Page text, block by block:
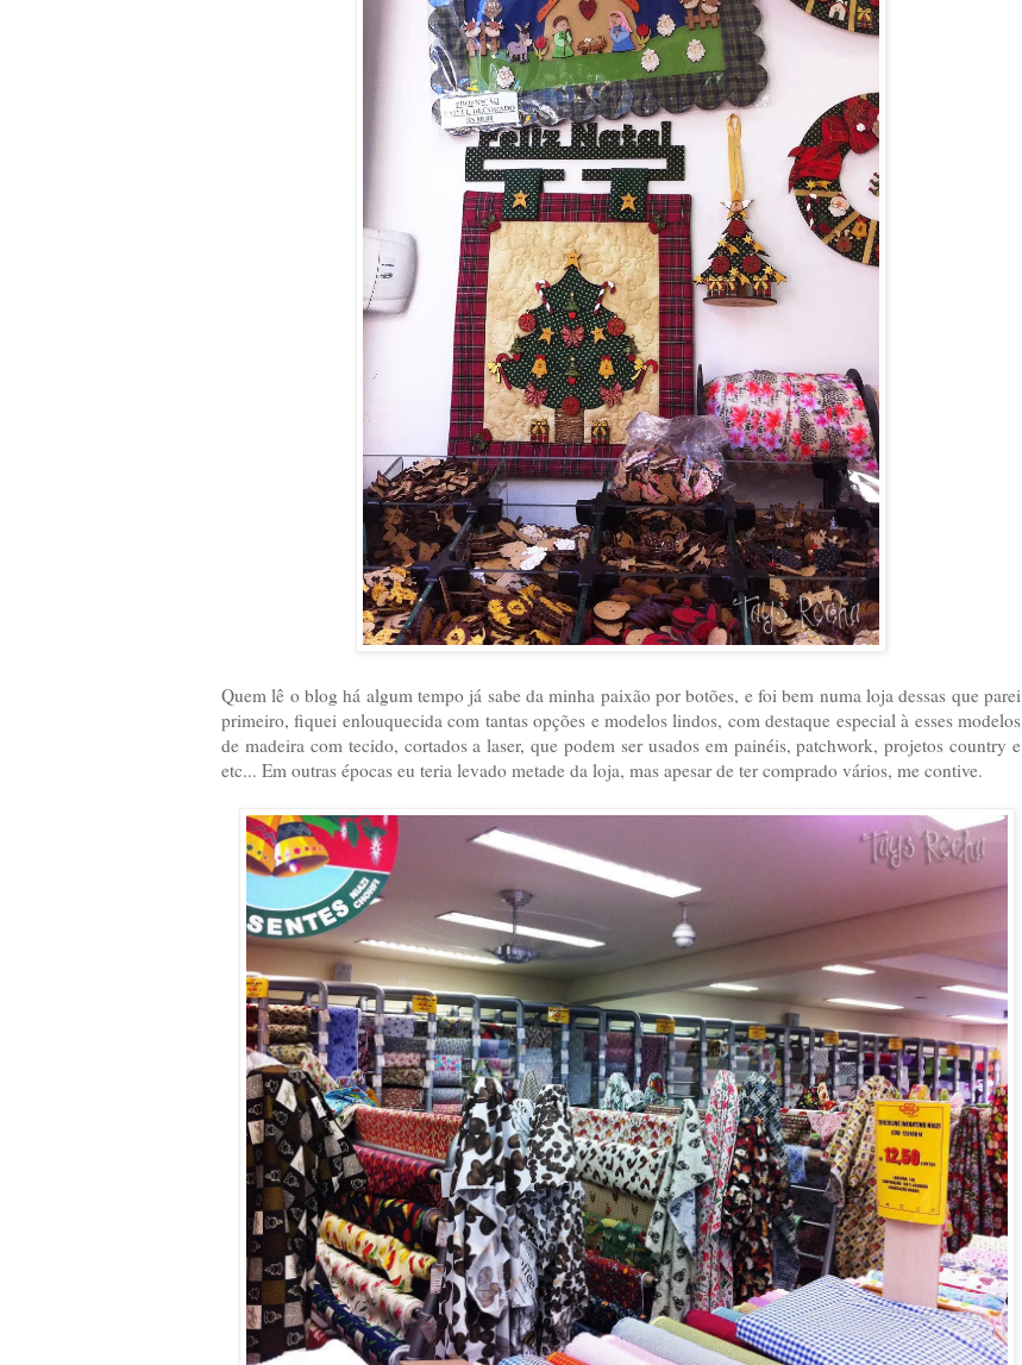
Quem lê o blog há algum tempo já sabe da minha paixão por botões, e foi bem numa loja dessas que parei
primeiro, fiquei enlouquecida com tantas opções e modelos lindos, com destaque especial à esses modelos
de madeira com tecido, cortados a laser, que podem ser usados em painéis, patchwork, projetos country e
etc... Em outras épocas eu teria levado metade da loja, mas apesar de ter comprado vários, me contive.